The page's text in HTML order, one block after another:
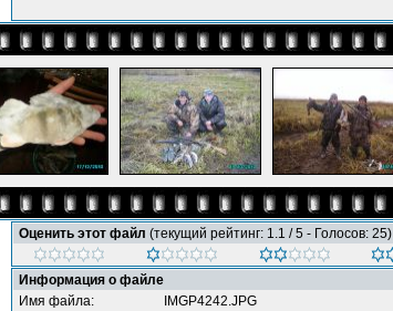
Оценить этот файл (текущий рейтинг: 1.1 / 5 - Голосов: 25)
Информация о файле
Имя файла:
IMGP4242.JPG